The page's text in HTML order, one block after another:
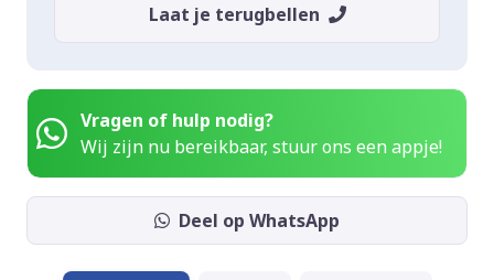
Laat je terugbellen
Vragen of hulp nodig?
Wij zijn nu bereikbaar, stuur ons een appje!
Deel op WhatsApp